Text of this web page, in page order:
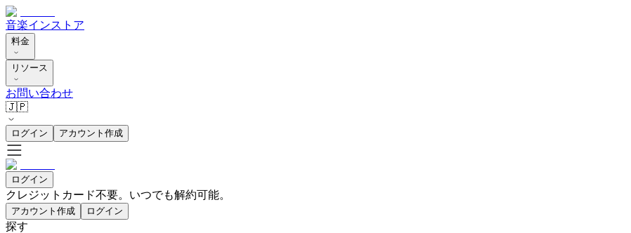
音楽インストア
料金
リソース
お問い合わせ
🇯🇵
ログイン アカウント作成
ログイン
クレジットカード不要。いつでも解約可能。
アカウント作成 ログイン
探す